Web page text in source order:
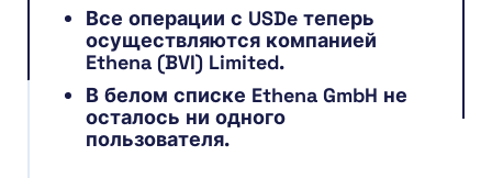
Все операции с USDe теперь
осуществляются компанией
Ethena (BVI) Limited.
В белом списке Ethena GmbH не
осталось ни одного
пользователя.